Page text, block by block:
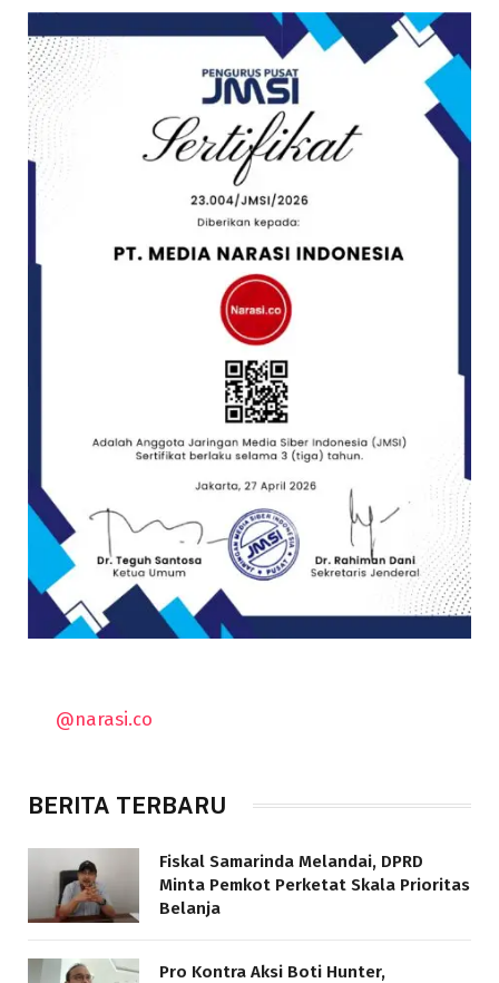
@narasi.co
BERITA TERBARU
Fiskal Samarinda Melandai, DPRD
Minta Pemkot Perketat Skala Prioritas
Belanja
Pro Kontra Aksi Boti Hunter,